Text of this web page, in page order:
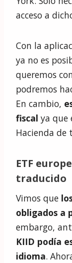
acceso a
Con la
ya no es
queremos
podremos
En cambio,
fiscal ya que
Hacienda de
ETF
traducido
Vimos que
obligados a
embargo,
KIID podía
idioma.